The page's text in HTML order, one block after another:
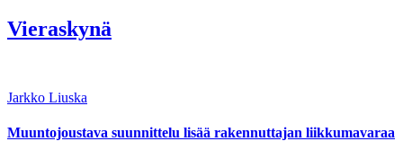
Vieraskynä
Jarkko Liuska
Muuntojoustava suunnittelu lisää rakennuttajan liikkumavaraa